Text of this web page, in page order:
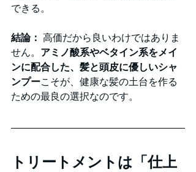
できる。
結論： 高価だから良いわけではありま
せん。 アミノ酸系やベタイン系をメイ
ンに配合した、髪と頭皮に優しいシャ
ンプーこそが、健康な髪の土台を作る
ための最良の選択なのです。
トリートメントは「仕上